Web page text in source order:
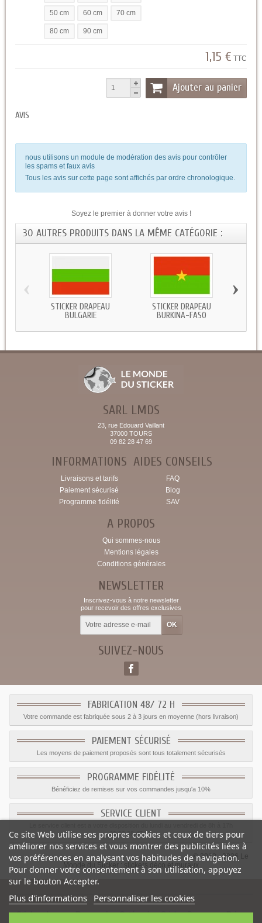
50 cm 60 cm 70 cm
80 cm 90 cm
1,15 € TTC
Ajouter au panier
AVIS
nous utilisons un module de modération des avis pour contrôler
les spams et faux avis
Tous les avis sur cette page sont affichés par ordre chronologique.
Soyez le premier à donner votre avis !
30 AUTRES PRODUITS DANS LA MÊME CATÉGORIE :
STICKER DRAPEAU
BULGARIE
STICKER DRAPEAU
BURKINA-FASO
‹ ›
SARL LMDS
23, rue Edouard Vaillant
37000 TOURS
09 82 28 47 69
INFORMATIONS
Livraisons et tarifs
Paiement sécurisé
Programme fidélité
AIDES CONSEILS
FAQ
Blog
SAV
A PROPOS
Qui sommes-nous
Mentions légales
Conditions générales
NEWSLETTER
Inscrivez-vous à notre newsletter
pour recevoir des offres exclusives
SUIVEZ-NOUS
FABRICATION 48/ 72 H
Votre commande est fabriquée sous 2 à 3 jours en moyenne (hors livraison)
PAIEMENT SÉCURISÉ
Les moyens de paiement proposés sont tous totalement sécurisés
PROGRAMME FIDÉLITÉ
Bénéficiez de remises sur vos commandes jusqu'a 10%
SERVICE CLIENT
09.82.28.47.69.
© 2012 - 2026 Le
Monde du Sticker :
stickers déco et muraux
Sticker drapeau Roumanie-Catégorie:Sticker Drapeaux-Prix:
Ce site Web utilise ses propres cookies et ceux de tiers pour
améliorer nos services et vous montrer des publicités liées à
vos préférences en analysant vos habitudes de navigation.
Pour donner votre consentement à son utilisation, appuyez
sur le bouton Accepter.
Plus d'informations Personnaliser les cookies